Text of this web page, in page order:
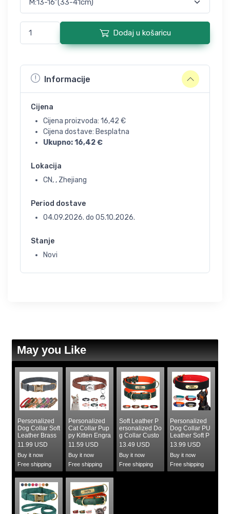
Dodaj u košaricu
Informacije
Cijena
Cijena proizvoda: 16,42 €
Cijena dostave: Besplatna
Ukupno:16,42€
Lokacija
CN, , Zhejiang
Period dostave
04.09.2026. do 05.10.2026.
Stanje
Novi